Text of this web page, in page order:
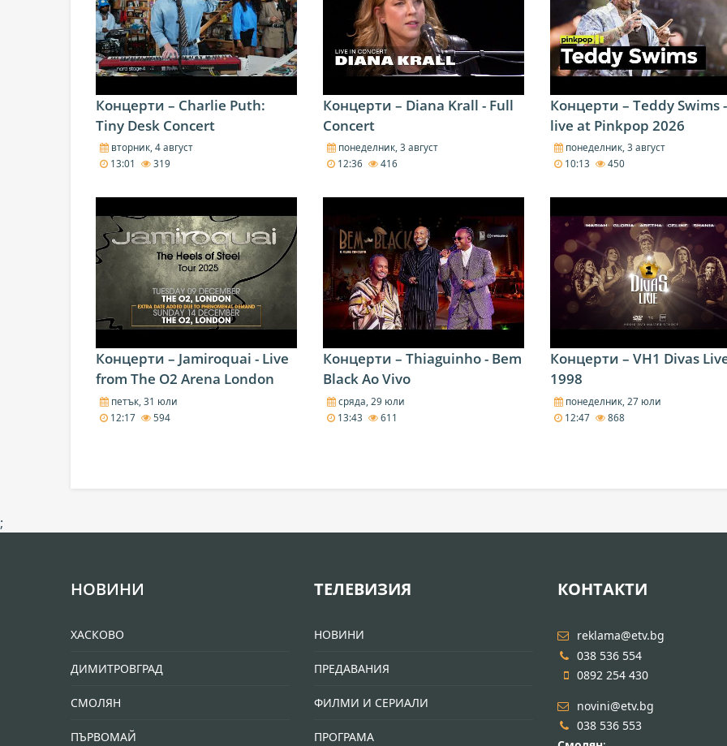
Концерти – Charlie Puth:
Tiny Desk Concert
вторник, 4 август
13:01
319
Концерти – Diana Krall - Full
Concert
понеделник, 3 август
12:36
416
Концерти – Teddy Swims -
live at Pinkpop 2026
понеделник, 3 август
10:13
450
Концерти – Jamiroquai - Live
from The O2 Arena London
петък, 31 юли
12:17
594
Концерти – Thiaguinho - Bem
Black Ao Vivo
сряда, 29 юли
13:43
611
Концерти – VH1 Divas
1998
понеделник, 27 юли
12:47
868
;
НОВИНИ
ХАСКОВО
ДИМИТРОВГРАД
СМОЛЯН
ПЪРВОМАЙ
ТЕЛЕВИЗИЯ
НОВИНИ
ПРЕДАВАНИЯ
ФИЛМИ И СЕРИАЛИ
ПРОГРАМА
КОНТАКТИ
reklama@etv.bg
038 536 554
0892 254 430
novini@etv.bg
038 536 553